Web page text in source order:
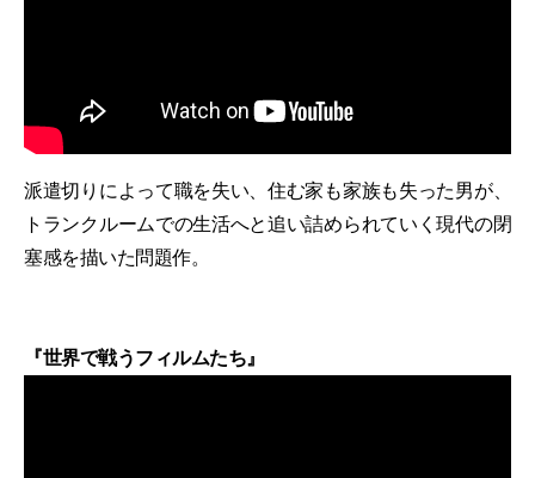
派遣切りによって職を失い、住む家も家族も失った男が、
トランクルームでの生活へと追い詰められていく現代の閉
塞感を描いた問題作。
『世界で戦うフィルムたち』